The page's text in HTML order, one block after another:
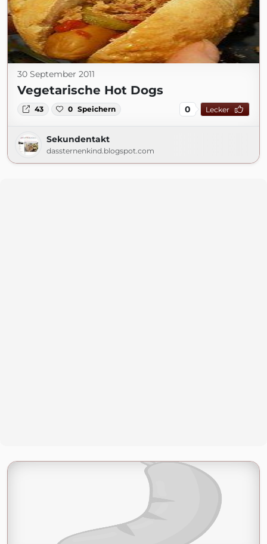
30 September 2011
Vegetarische Hot Dogs
43 0 Speichern 0 Lecker
Sekundentakt
dassternenkind.blogspot.com